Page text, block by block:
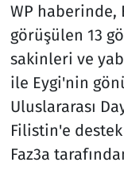
WP
görüşülen 13
sakinleri ve
ile Eygi'nin
Uluslararası
Filistin'e
Faz3a
Televizyon